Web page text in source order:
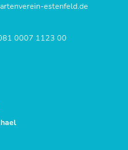
estenfeld.de
0007 1123 00